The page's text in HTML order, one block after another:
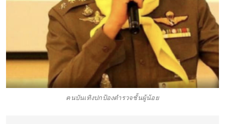
คนบันเทิงปกป้องตำรวจชั้นผู้น้อย